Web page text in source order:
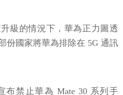
級的情況下，華為正力圖透
份國家將華為排除在 5G 通訊
布禁止華為 Mate 30 系列手